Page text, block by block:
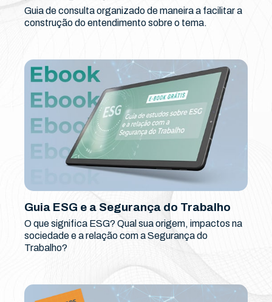
Guia de consulta organizado de maneira a facilitar a
construção do entendimento sobre o tema.
Guia ESG e a Segurança do Trabalho
O que significa ESG? Qual sua origem, impactos na
sociedade e a relação com a Segurança do
Trabalho?